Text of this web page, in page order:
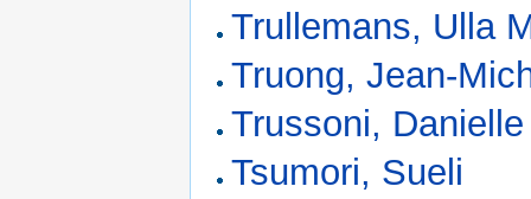
Trullemans, Ulla
Truong, Jean-
Trussoni, Danielle
Tsumori, Sueli